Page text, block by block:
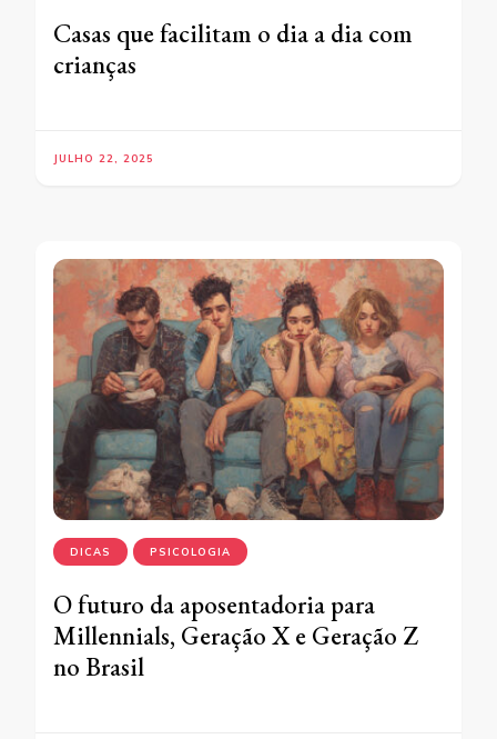
Casas que facilitam o dia a dia com
crianças
JULHO 22, 2025
DICAS PSICOLOGIA
O futuro da aposentadoria para
Millennials, Geração X e Geração Z
no Brasil